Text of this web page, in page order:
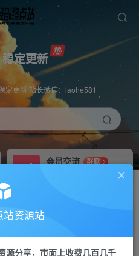
定更新
定更新 站长微信：laohe581
会员交流
群聊
APP下载
Down
站资源站
源分享，市面上收费几百几千